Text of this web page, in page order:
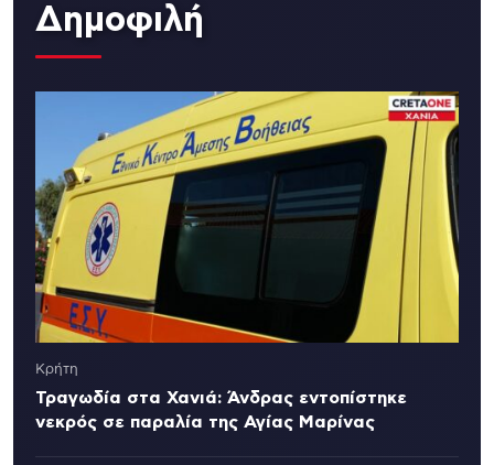
Δημοφιλή
Κρήτη
Τραγωδία στα Χανιά: Άνδρας εντοπίστηκε
νεκρός σε παραλία της Αγίας Μαρίνας